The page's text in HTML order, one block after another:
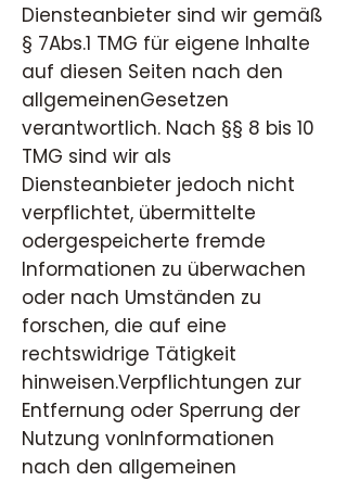
Diensteanbieter sind wir gemäß
§ 7Abs.1 TMG für eigene Inhalte
auf diesen Seiten nach den
allgemeinenGesetzen
verantwortlich. Nach §§ 8 bis 10
TMG sind wir als
Diensteanbieter jedoch nicht
verpflichtet, übermittelte
odergespeicherte fremde
Informationen zu überwachen
oder nach Umständen zu
forschen, die auf eine
rechtswidrige Tätigkeit
hinweisen.Verpflichtungen zur
Entfernung oder Sperrung der
Nutzung vonInformationen
nach den allgemeinen